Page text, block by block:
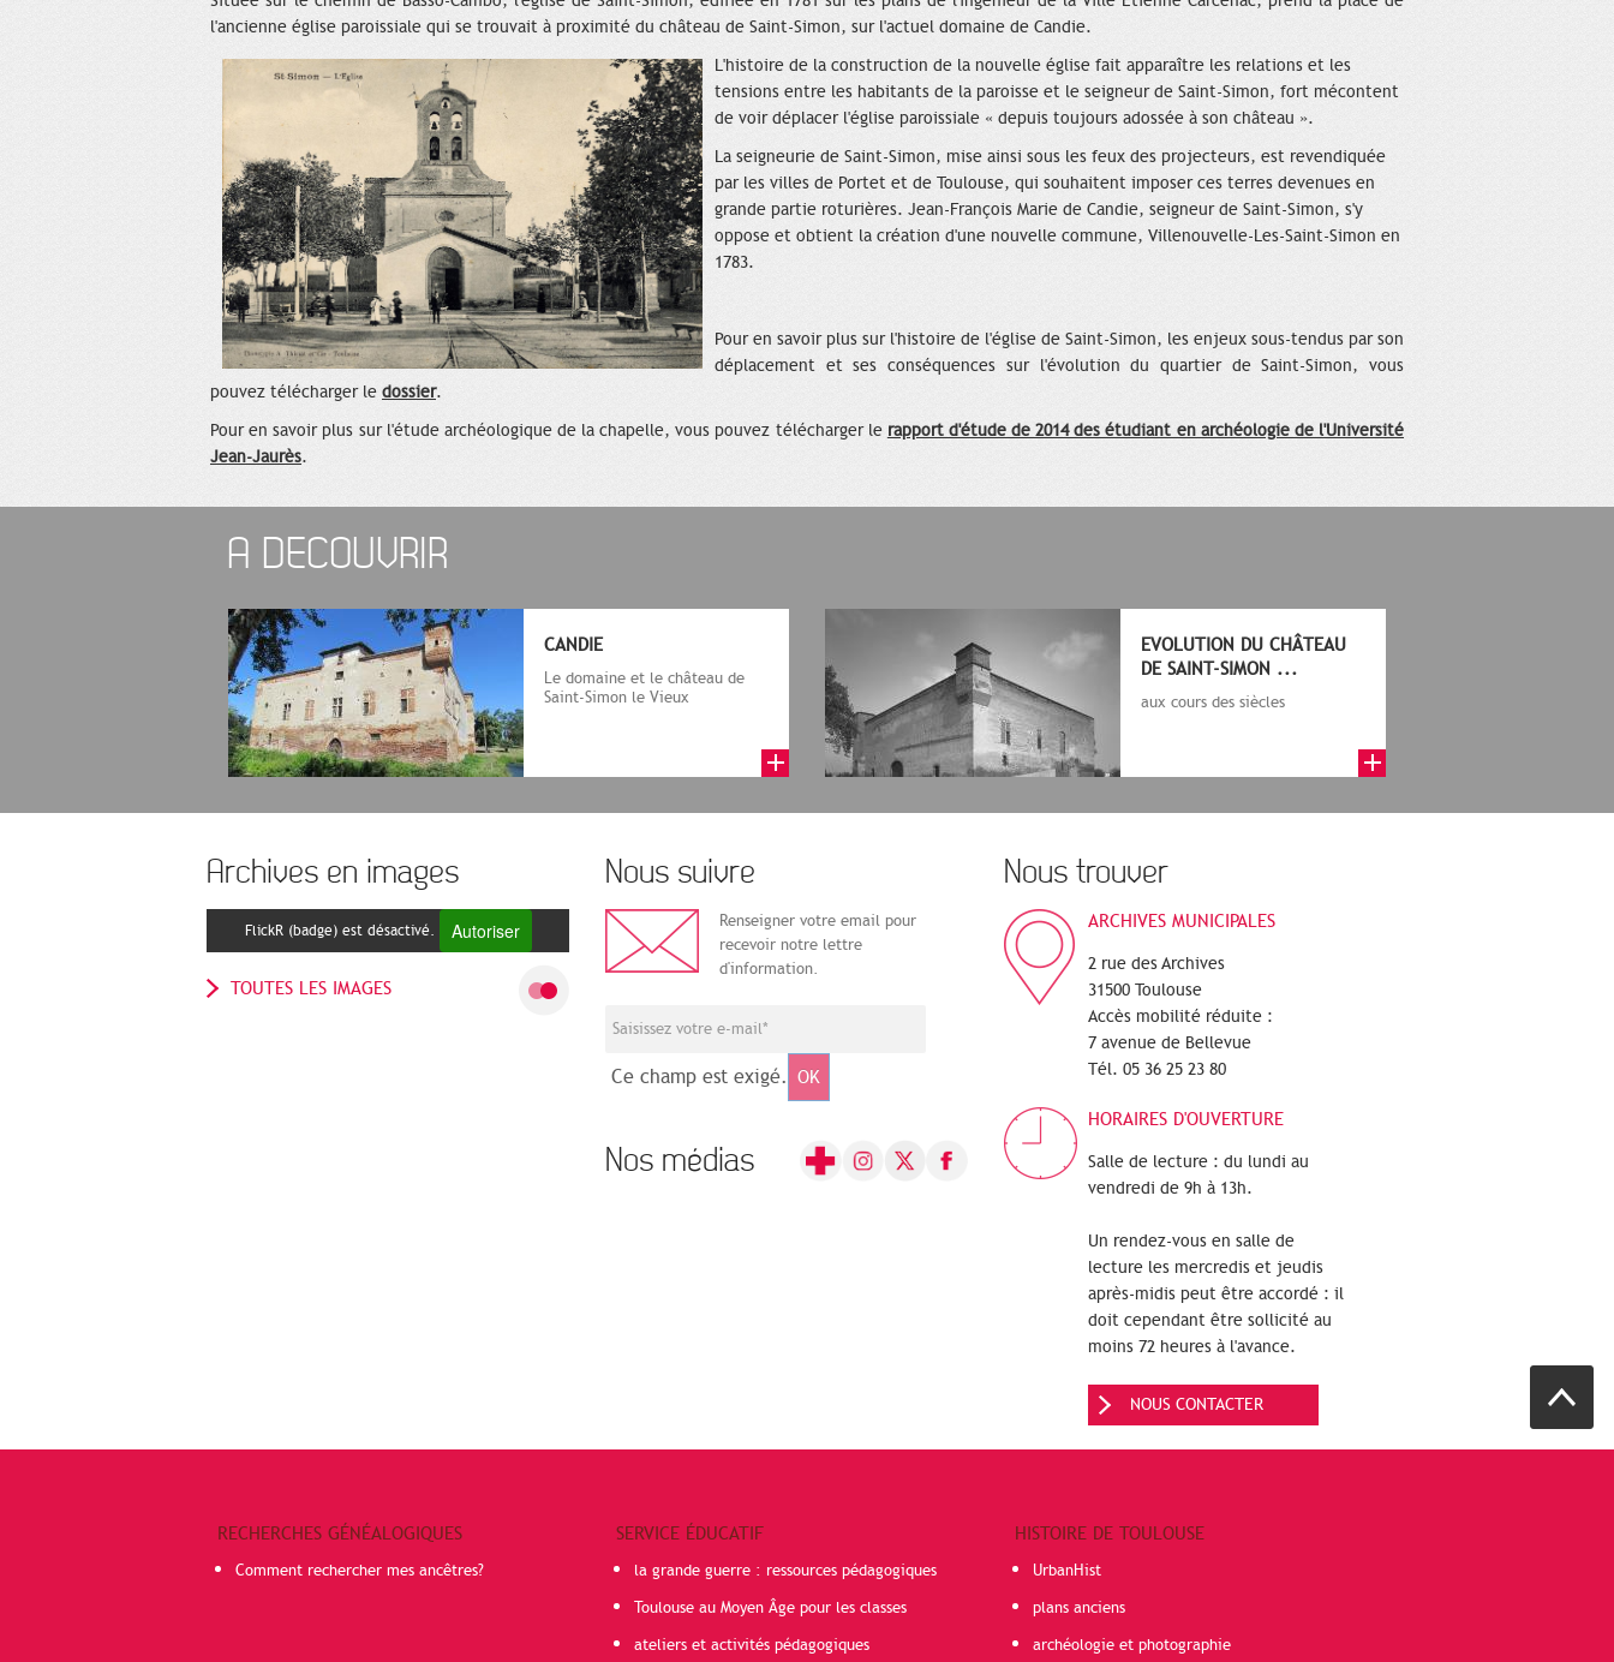
l'ancienne église paroissiale qui se trouvait à proximité du château de Saint-Simon, sur l'actuel domaine de Candie.
L'histoire de la construction de la nouvelle église fait apparaître les relations et les
tensions entre les habitants de la paroisse et le seigneur de Saint-Simon, fort mécontent
de voir déplacer l'église paroissiale « depuis toujours adossée à son château ».
La seigneurie de Saint-Simon, mise ainsi sous les feux des projecteurs, est revendiquée
par les villes de Portet et de Toulouse, qui souhaitent imposer ces terres devenues en
grande partie roturières. Jean-François Marie de Candie, seigneur de Saint-Simon, s'y
oppose et obtient la création d'une nouvelle commune, Villenouvelle-Les-Saint-Simon en
1783.
Pour en savoir plus sur l'histoire de l'église de Saint-Simon, les enjeux sous-tendus par son
déplacement et ses conséquences sur l'évolution du quartier de Saint-Simon, vous
pouvez télécharger le dossier.
Pour en savoir plus sur l'étude archéologique de la chapelle, vous pouvez télécharger le rapport d'étude de 2014 des étudiant en archéologie de l'Université
Jean-Jaurès.
A DECOUVRIR
CANDIE
Le domaine et le château de
Saint-Simon le Vieux
EVOLUTION DU CHÂTEAU
DE SAINT-SIMON ...
aux cours des siècles
Archives en images
FlickR (badge) est désactivé. Autoriser
TOUTES LES IMAGES
Nous suivre
Renseigner votre email pour
recevoir notre lettre
d'information.
Ce champ est exigé. OK
Nos médias
Nous trouver
ARCHIVES MUNICIPALES
2 rue des Archives
31500 Toulouse
Accès mobilité réduite :
7 avenue de Bellevue
Tél. 05 36 25 23 80
HORAIRES D'OUVERTURE
Salle de lecture : du lundi au
vendredi de 9h à 13h.
Un rendez-vous en salle de
lecture les mercredis et jeudis
après-midis peut être accordé : il
doit cependant être sollicité au
moins 72 heures à l'avance.
NOUS CONTACTER
RECHERCHES GÉNÉALOGIQUES
Comment rechercher mes ancêtres?
SERVICE ÉDUCATIF
la grande guerre : ressources pédagogiques
Toulouse au Moyen Âge pour les classes
ateliers et activités pédagogiques
HISTOIRE DE TOULOUSE
UrbanHist
plans anciens
archéologie et photographie